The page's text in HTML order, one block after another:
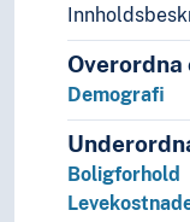
Overordna
Demografi
Boligforhold